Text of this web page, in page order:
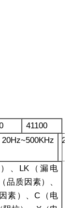
41100
20Hz~500KHz
、LK（漏电
品质因素）、
素）、C（电